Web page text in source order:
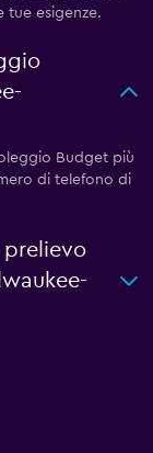
tue esigenze.
Budget più
di telefono di
prelievo